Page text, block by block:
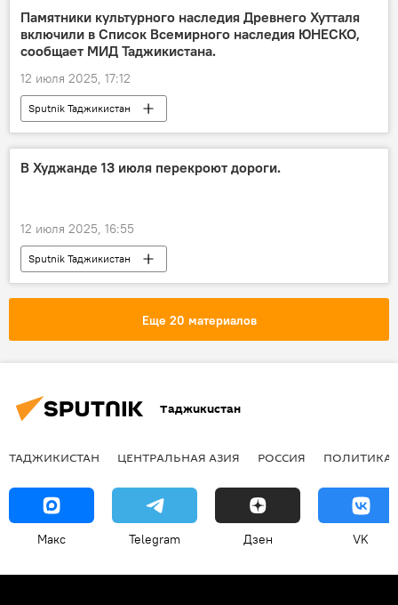
Новости Худжанда и Согдийской области
Памятники культурного наследия Древнего Хутталя
включили в Список Всемирного наследия ЮНЕСКО,
сообщает МИД Таджикистана.
12 июля 2025, 17:12
Sputnik Таджикистан
В Худжанде 13 июля перекроют дороги.
12 июля 2025, 16:55
Sputnik Таджикистан
Еще 20 материалов
Таджикистан
ТАДЖИКИСТАН ЦЕНТРАЛЬНАЯ АЗИЯ РОССИЯ ПОЛИТИКА
Макс Telegram Дзен VK